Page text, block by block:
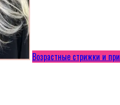
Возрастные стрижки и